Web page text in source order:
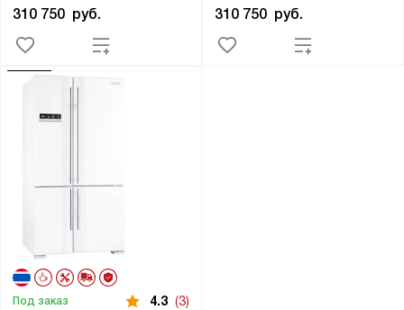
310 750 руб. 310 750 руб.
Под заказ 4.3 (3)